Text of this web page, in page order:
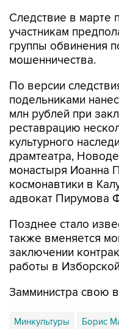
Следствие в марте
участникам
группы обвинения
мошенничества.
По версии
подельниками
млн рублей при
реставрацию
культурного
драмтеатра,
монастыря Иоанна
космонавтики в
адвокат Пирумова
Позднее стало
также вменяется
заключении
работы в
Замминистра свою
Минкультуры Борис